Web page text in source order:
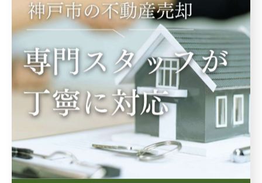
#生前贈与
カテゴリー Categories
全てのカテゴリー
相続
空き家
投資